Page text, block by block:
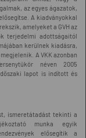
az egyes ágazatok,
A kiadványokkal
amelyeket a GVH az
terjedelmi adottságaitól
kerülnek kiadásra,
megjelenik. A VKK azonban
néven 2005
lapot is indított és
ismeretátadást tekinti a
munka egyik
elősegítik a